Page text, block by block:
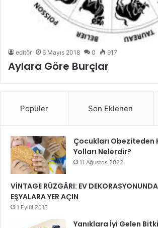
editör 6 Mayıs 2018 0 917
Aylara Göre Burçlar
Popüler Son Eklenen
Çocukları Obeziteden
Yolları Nelerdir?
11 Ağustos 2022
VİNTAGE RÜZGÂRI: EV
EŞYALARA YER AÇIN
1 Eylül 2015
Yanıklara İyi Gelen